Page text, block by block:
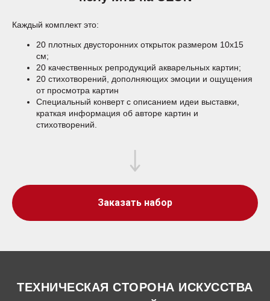
Каждый комплект это:
20 плотных двусторонних открыток размером 10х15
см;
20 качественных репродукций акварельных картин;
20 стихотворений, дополняющих эмоции и ощущения
от просмотра картин
Специальный конверт с описанием идеи выставки,
краткая информация об авторе картин и
стихотворений.
Заказать набор
ТЕХНИЧЕСКАЯ СТОРОНА ИСКУССТВА